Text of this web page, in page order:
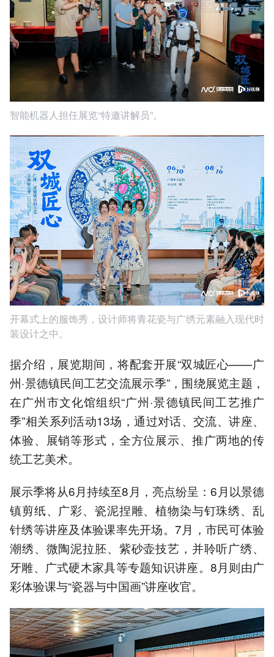
智能机器人担任展览“特邀讲解员”。
开幕式上的服饰秀，设计师将青花瓷与广绣元素融入现代时
装设计之中。
据介绍，展览期间，将配套开展“双城匠心——广
州·景德镇民间工艺交流展示季”，围绕展览主题，
在广州市文化馆组织“广州·景德镇民间工艺推广
季”相关系列活动13场，通过对话、交流、讲座、
体验、展销等形式，全方位展示、推广两地的传
统工艺美术。
展示季将从6月持续至8月，亮点纷呈：6月以景德
镇剪纸、广彩、瓷泥捏雕、植物染与钉珠绣、乱
针绣等讲座及体验课率先开场。7月，市民可体验
潮绣、微陶泥拉胚、紫砂壶技艺，并聆听广绣、
牙雕、广式硬木家具等专题知识讲座。8月则由广
彩体验课与“瓷器与中国画”讲座收官。